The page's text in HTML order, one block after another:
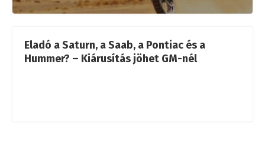
Eladó a Saturn, a Saab, a Pontiac és a
Hummer? – Kiárusítás jöhet GM-nél